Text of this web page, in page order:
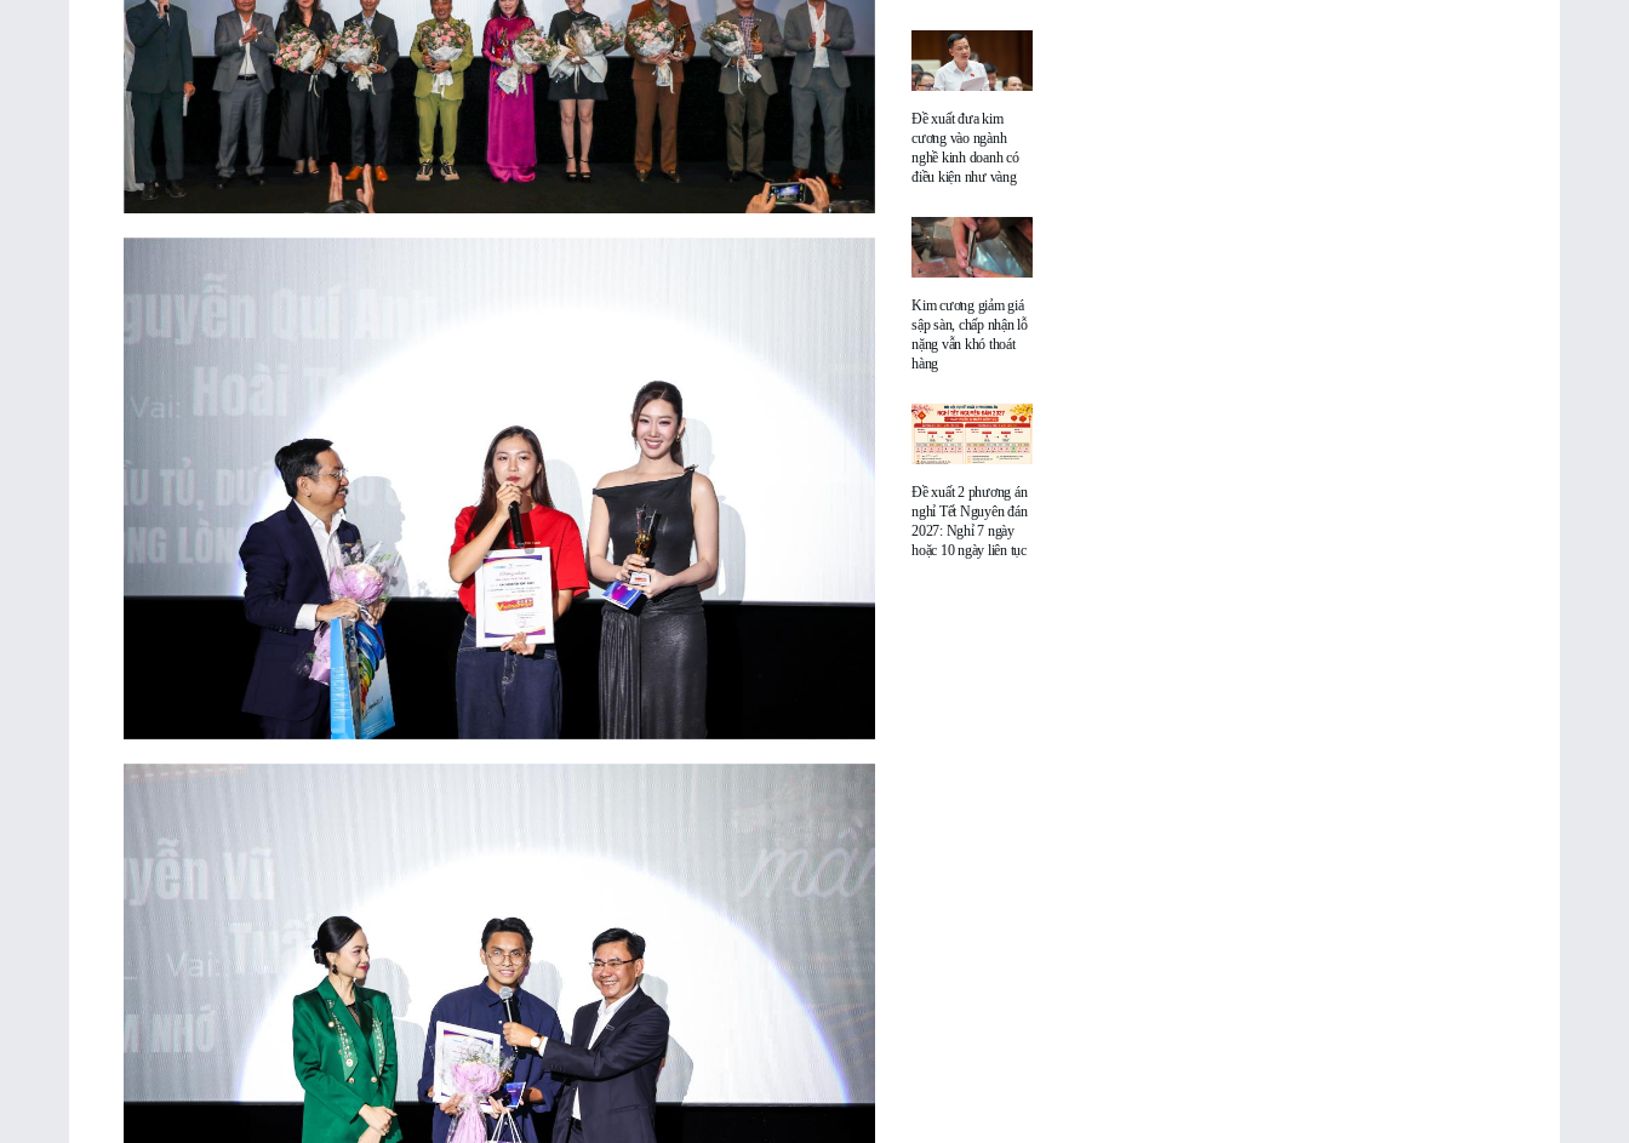
Đề xuất đưa kim
cương vào ngành
nghề kinh doanh có
điều kiện như vàng
Kim cương giảm giá
sập sàn, chấp nhận lỗ
nặng vẫn khó thoát
hàng
Đề xuất 2 phương án
nghỉ Tết Nguyên đán
2027: Nghỉ 7 ngày
hoặc 10 ngày liên tục